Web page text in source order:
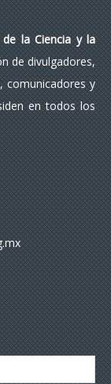
la Ciencia y la
de divulgadores,
comunicadores y
en todos los